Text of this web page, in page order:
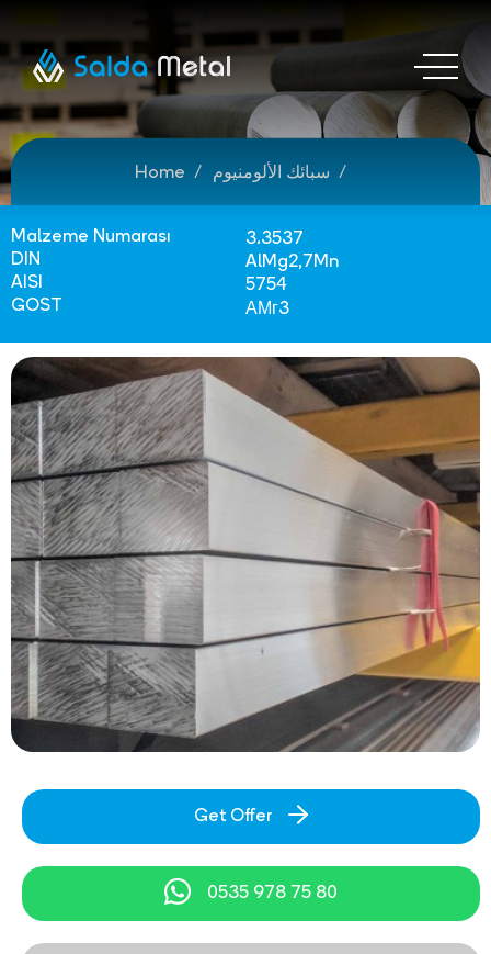
Home سبائك الألومنيوم
Malzeme Numarası
3.3537
DIN
AlMg2,7Mn
AISI
5754
GOST
АМг3
Get Offer
0535 978 75 80